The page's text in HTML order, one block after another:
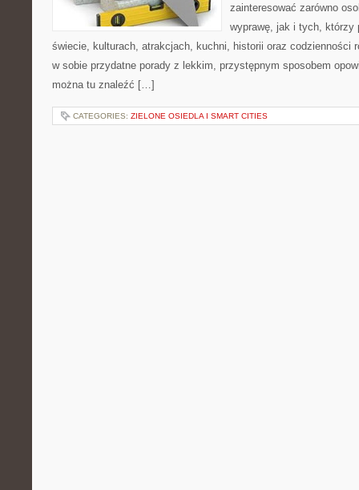
zainteresować zarówno
wyprawę, jak i tych, którzy
świecie, kulturach, atrakcjach, kuchni, historii oraz codzienności
w sobie przydatne porady z lekkim, przystępnym sposobem
można tu znaleźć […]
CATEGORIES: ZIELONE OSIEDLA I SMART CITIES